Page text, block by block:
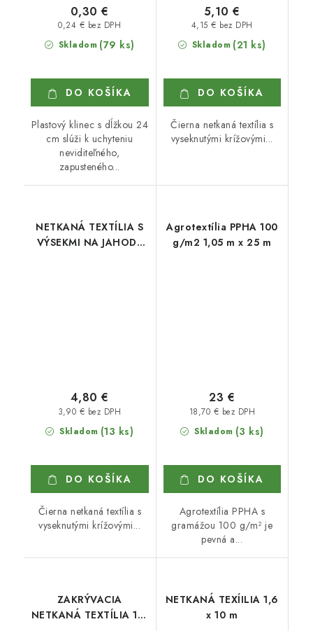
Skladom (79 ks)
0,24 € bez DPH
0,30 €
DO KOŠÍKA
Plastový klinec s dĺžkou 24
cm slúži k uchyteniu
neviditeľného,
zapusteného...
Skladom (21 ks)
4,15 € bez DPH
5,10 €
DO KOŠÍKA
Čierna netkaná textília s
vyseknutými krížovými...
NETKANÁ TEXTÍLIA S
VÝSEKMI NA JAHODY
Skladom (13 ks)
3,90 € bez DPH
4,80 €
DO KOŠÍKA
Čierna netkaná textília s
vyseknutými krížovými...
Agrotextília PPHA 100
g/m2 1,05 m x 25 m
Skladom (3 ks)
18,70 € bez DPH
23 €
DO KOŠÍKA
Agrotextília PPHA s
gramážou 100 g/m² je
pevná a...
ZAKRÝVACIA
NETKANÁ TEXTÍLIA 1,6
NETKANÁ TEXÍILIA 1,6
x 10 m